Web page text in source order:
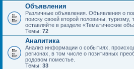
Объявления
Различные объявления. Объявления о
поиску своей второй половины, туризму,
оставляйте в разделе «Тематические
Темы: 72
Аналитика
Анализ информации о событиях,
регионах, в том числе о позитивных
родовом поместье.
Темы: 33